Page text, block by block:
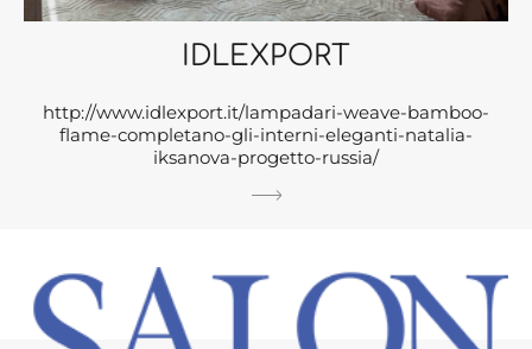
IDLEXPORT
http://www.idlexport.it/lampadari-weave-bamboo-
flame-completano-gli-interni-eleganti-natalia-
iksanova-progetto-russia/